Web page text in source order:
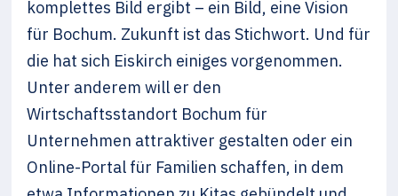
komplettes Bild ergibt – ein Bild, eine Vision
für Bochum. Zukunft ist das Stichwort. Und für
die hat sich Eiskirch einiges vorgenommen.
Unter anderem will er den
Wirtschaftsstandort Bochum für
Unternehmen attraktiver gestalten oder ein
Online-Portal für Familien schaffen, in dem